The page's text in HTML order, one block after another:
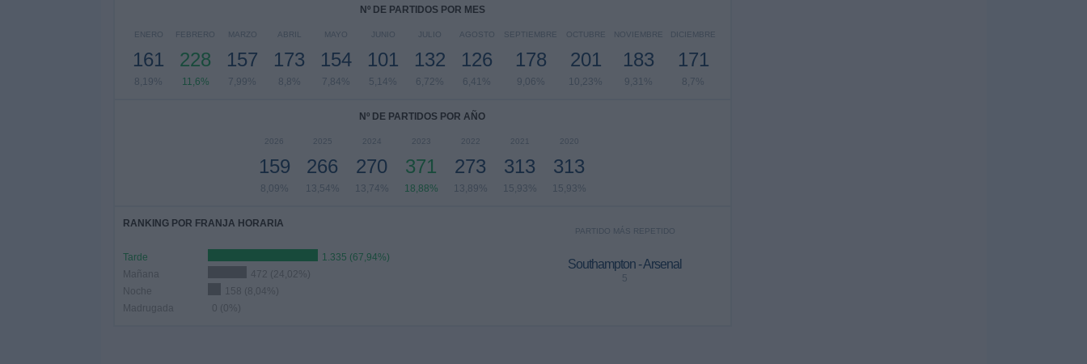
Nº DE PARTIDOS POR MES
ENERO
161
8,19%
FEBRERO
228
11,6%
MARZO
157
7,99%
ABRIL
173
8,8%
MAYO
154
7,84%
JUNIO
101
5,14%
JULIO
132
6,72%
AGOSTO
126
6,41%
SEPTIEMBRE
178
9,06%
OCTUBRE
201
10,23%
NOVIEMBRE
183
9,31%
DICIEMBRE
171
8,7%
Nº DE PARTIDOS POR AÑO
2026
159
8,09%
2025
266
13,54%
2024
270
13,74%
2023
371
18,88%
2022
273
13,89%
2021
313
15,93%
2020
313
15,93%
RANKING POR FRANJA HORARIA
Tarde
1.335 (67,94%)
Mañana
472 (24,02%)
Noche
158 (8,04%)
Madrugada
0 (0%)
PARTIDO MÁS REPETIDO
Southampton - Arsenal
5